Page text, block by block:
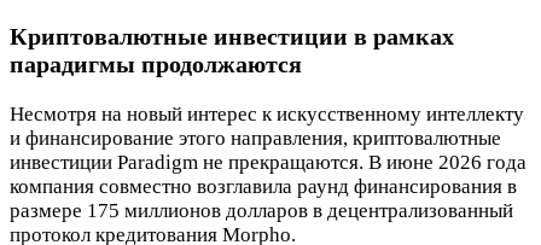
Криптовалютные инвестиции в рамках
парадигмы продолжаются
Несмотря на новый интерес к искусственному интеллекту
и финансирование этого направления, криптовалютные
инвестиции Paradigm не прекращаются. В июне 2026 года
компания совместно возглавила раунд финансирования в
размере 175 миллионов долларов в децентрализованный
протокол кредитования Morpho.